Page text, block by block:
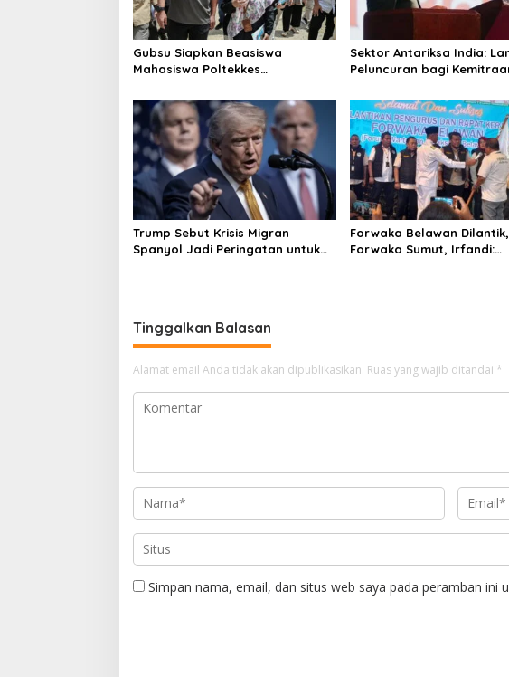
Gubsu Siapkan Beasiswa
Mahasiswa Poltekkes
Sektor Antariksa India:
Peluncuran bagi
Trump Sebut Krisis Migran
Spanyol Jadi Peringatan untuk
Forwaka Belawan
Forwaka Sumut, Irfandi:
Tinggalkan Balasan
Alamat email Anda tidak akan dipublikasikan. Ruas yang wajib ditandai *
Simpan nama, email, dan situs web saya pada peramban ini